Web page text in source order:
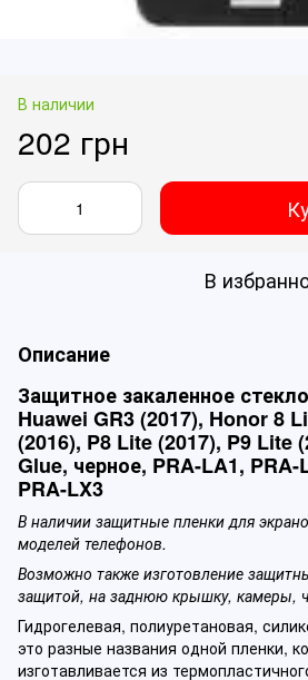
В наличии
202 грн
В
Описание
Защитное закаленное
Huawei GR3 (2017), Honor 8
(2016), P8 Lite (2017), P9 Lite
Glue, черное, PRA-LA1, PRA-
PRA-LX3
В наличии защитные пленки для
моделей телефонов.
Возможно также изготовление
защитой, на заднюю крышку, камеры,
Гидрогелевая, полиуретановая,
это разные названия одной пленки,
изготавливается из